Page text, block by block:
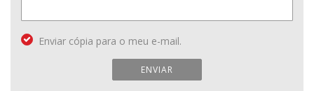
Enviar cópia para o meu e-mail.
ENVIAR